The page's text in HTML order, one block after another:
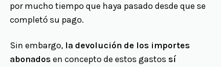
por mucho tiempo que haya pasado desde que se
completó su pago.
Sin embargo, la devolución de los importes
abonados en concepto de estos gastos sí